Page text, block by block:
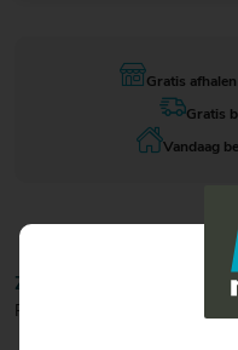
Gratis afhalen
Gratis
Vandaag
ZICHT/KLEUR
Rose met oranje gloed.